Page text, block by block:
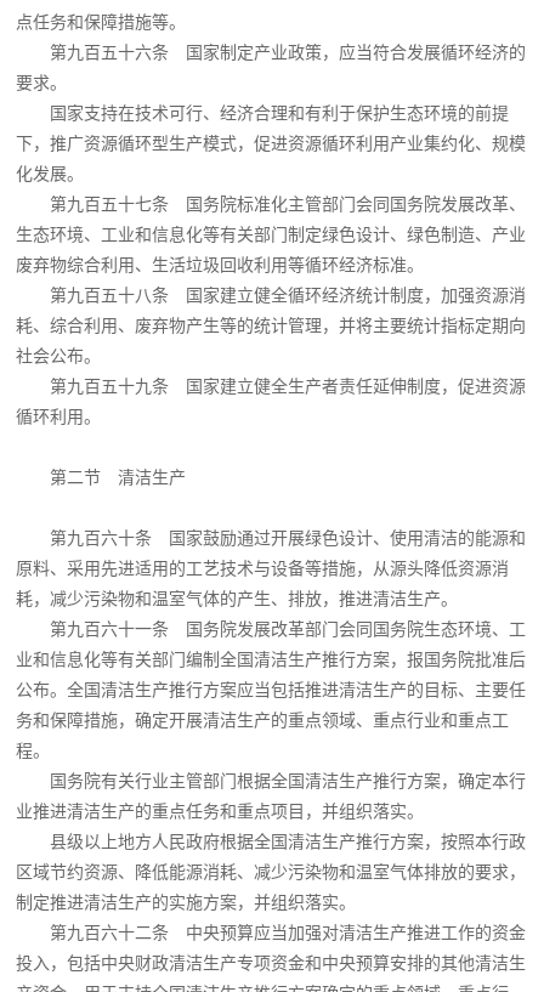
点任务和保障措施等。
第九百五十六条 国家制定产业政策，应当符合发展循环经济的
要求。
国家支持在技术可行、经济合理和有利于保护生态环境的前提
下，推广资源循环型生产模式，促进资源循环利用产业集约化、规模
化发展。
第九百五十七条 国务院标准化主管部门会同国务院发展改革、
生态环境、工业和信息化等有关部门制定绿色设计、绿色制造、产业
废弃物综合利用、生活垃圾回收利用等循环经济标准。
第九百五十八条 国家建立健全循环经济统计制度，加强资源消
耗、综合利用、废弃物产生等的统计管理，并将主要统计指标定期向
社会公布。
第九百五十九条 国家建立健全生产者责任延伸制度，促进资源
循环利用。
第二节 清洁生产
第九百六十条 国家鼓励通过开展绿色设计、使用清洁的能源和
原料、采用先进适用的工艺技术与设备等措施，从源头降低资源消
耗，减少污染物和温室气体的产生、排放，推进清洁生产。
第九百六十一条 国务院发展改革部门会同国务院生态环境、工
业和信息化等有关部门编制全国清洁生产推行方案，报国务院批准后
公布。全国清洁生产推行方案应当包括推进清洁生产的目标、主要任
务和保障措施，确定开展清洁生产的重点领域、重点行业和重点工
程。
国务院有关行业主管部门根据全国清洁生产推行方案，确定本行
业推进清洁生产的重点任务和重点项目，并组织落实。
县级以上地方人民政府根据全国清洁生产推行方案，按照本行政
区域节约资源、降低能源消耗、减少污染物和温室气体排放的要求，
制定推进清洁生产的实施方案，并组织落实。
第九百六十二条 中央预算应当加强对清洁生产推进工作的资金
投入，包括中央财政清洁生产专项资金和中央预算安排的其他清洁生